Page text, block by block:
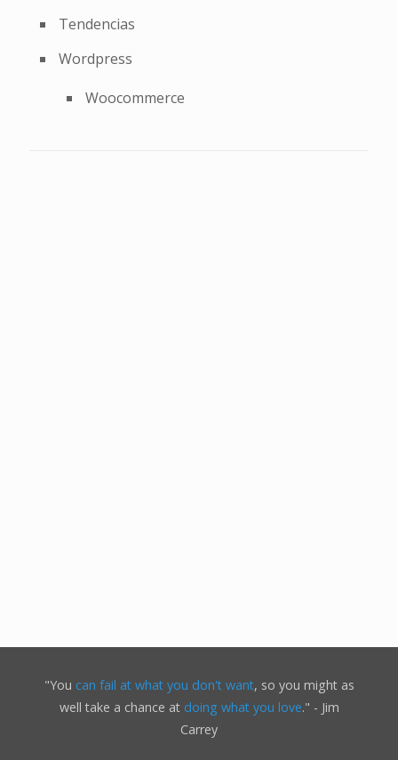
Tendencias
Wordpress
Woocommerce
"You can fail at what you don't want, so you might as
well take a chance at doing what you love." - Jim
Carrey